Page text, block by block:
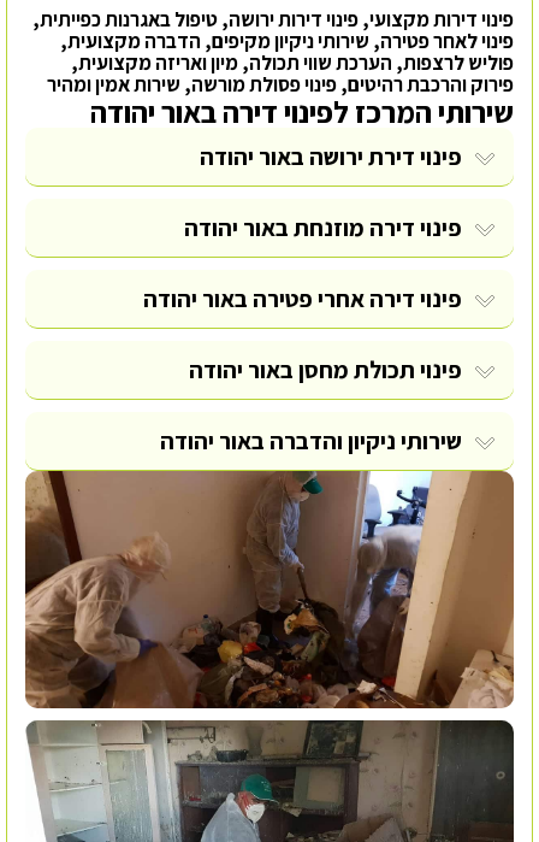
פינוי דירות מקצועי, פינוי דירות ירושה, טיפול באגרנות כפייתית,
פינוי לאחר פטירה, שירותי ניקיון מקיפים, הדברה מקצועית,
פוליש לרצפות, הערכת שווי תכולה, מיון ואריזה מקצועית,
פירוק והרכבת רהיטים, פינוי פסולת מורשה, שירות אמין ומהיר
שירותי המרכז לפינוי דירה באור יהודה
פינוי דירת ירושה באור יהודה
פינוי דירה מוזנחת באור יהודה
פינוי דירה אחרי פטירה באור יהודה
פינוי תכולת מחסן באור יהודה
שירותי ניקיון והדברה באור יהודה